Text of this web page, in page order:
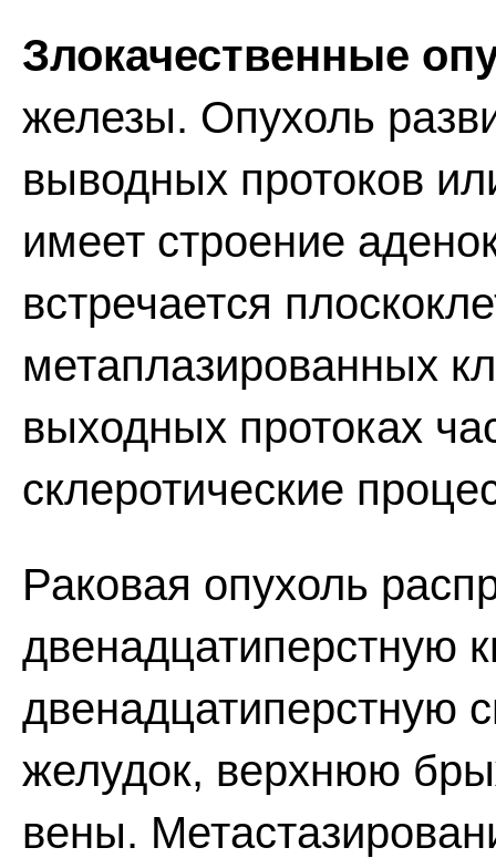
Злокачественные
железы. Опухоль
выводных протоков
имеет строение
встречается
метаплазированных
выходных протоках
склеротические
Раковая опухоль
двенадцатиперстную
двенадцатиперстную
желудок, верхнюю
вены.